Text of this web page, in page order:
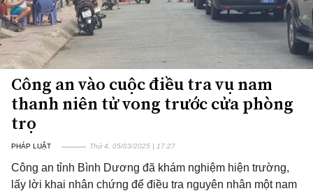
Công an vào cuộc điều tra vụ nam
thanh niên tử vong trước cửa phòng
trọ
PHÁP LUẬT Thứ 4, 05/03/2025 | 17:27
Công an tỉnh Bình Dương đã khám nghiệm hiện trường,
lấy lời khai nhân chứng để điều tra nguyên nhân một nam